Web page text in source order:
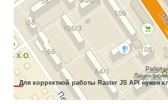
Для корректной работы Raster JS API нужен